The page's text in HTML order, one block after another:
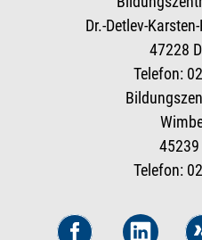
Dr.-Detlev-
47228
Telefon:
45239
Telefon: